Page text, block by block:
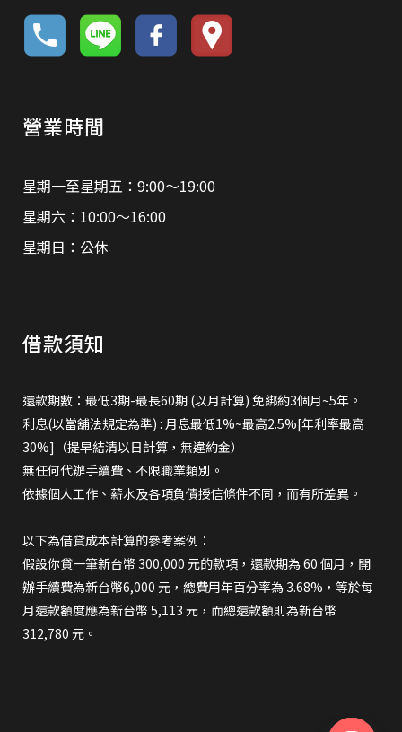
營業時間
星期一至星期五：9:00～19:00
星期六：10:00～16:00
星期日：公休
借款須知
還款期數：最低3期-最長60期 (以月計算) 免綁約3個月~5年。
利息(以當舖法規定為準) : 月息最低1%~最高2.5%[年利率最高
30%]（提早結清以日計算，無違約金）
無任何代辦手續費、不限職業類別。
依據個人工作、薪水及各項負債授信條件不同，而有所差異。
以下為借貸成本計算的參考案例：
假設你貸一筆新台幣 300,000 元的款項，還款期為 60 個月，開
辦手續費為新台幣6,000 元，總費用年百分率為 3.68%，等於每
月還款額度應為新台幣 5,113 元，而總還款額則為新台幣
312,780 元。